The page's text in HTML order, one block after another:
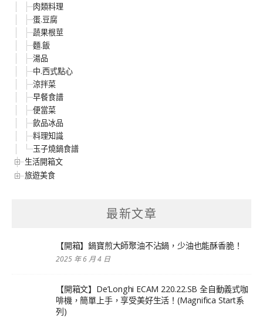
肉類料理
蛋.豆腐
蔬果根莖
麵.飯
湯品
中.西式點心
涼拌菜
早餐食譜
便當菜
飲品冰品
料理知識
玉子燒鍋食譜
生活開箱文
旅遊美食
最新文章
【開箱】鍋寶煎大師聚油不沾鍋，少油也能酥香脆！
2025 年 6 月 4 日
【開箱文】De’Longhi ECAM 220.22.SB 全自動義式咖
啡機，簡單上手，享受美好生活！(Magnifica Start系
列)